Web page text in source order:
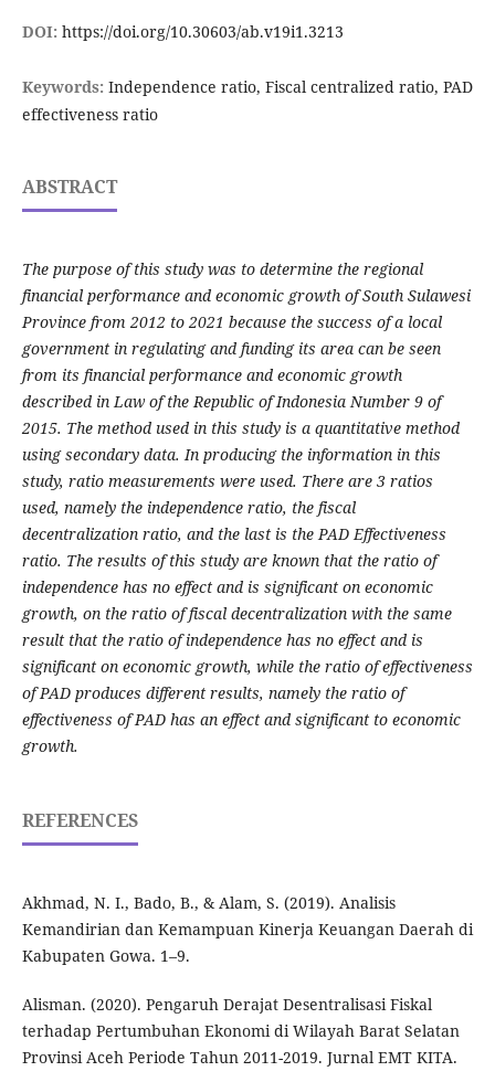
DOI: https://doi.org/10.30603/ab.v19i1.3213
Keywords: Independence ratio, Fiscal centralized ratio, PAD
effectiveness ratio
ABSTRACT
The purpose of this study was to determine the regional
financial performance and economic growth of South Sulawesi
Province from 2012 to 2021 because the success of a local
government in regulating and funding its area can be seen
from its financial performance and economic growth
described in Law of the Republic of Indonesia Number 9 of
2015. The method used in this study is a quantitative method
using secondary data. In producing the information in this
study, ratio measurements were used. There are 3 ratios
used, namely the independence ratio, the fiscal
decentralization ratio, and the last is the PAD Effectiveness
ratio. The results of this study are known that the ratio of
independence has no effect and is significant on economic
growth, on the ratio of fiscal decentralization with the same
result that the ratio of independence has no effect and is
significant on economic growth, while the ratio of effectiveness
of PAD produces different results, namely the ratio of
effectiveness of PAD has an effect and significant to economic
growth.
REFERENCES
Akhmad, N. I., Bado, B., & Alam, S. (2019). Analisis
Kemandirian dan Kemampuan Kinerja Keuangan Daerah di
Kabupaten Gowa. 1–9.
Alisman. (2020). Pengaruh Derajat Desentralisasi Fiskal
terhadap Pertumbuhan Ekonomi di Wilayah Barat Selatan
Provinsi Aceh Periode Tahun 2011-2019. Jurnal EMT KITA.